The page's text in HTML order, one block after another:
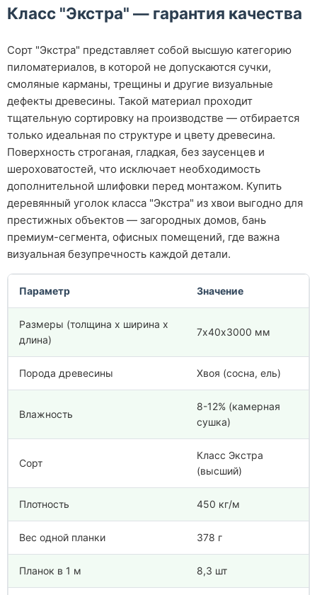
Класс "Экстра" — гарантия качества
Сорт "Экстра" представляет собой высшую категорию
пиломатериалов, в которой не допускаются сучки,
смоляные карманы, трещины и другие визуальные
дефекты древесины. Такой материал проходит
тщательную сортировку на производстве — отбирается
только идеальная по структуре и цвету древесина.
Поверхность строганая, гладкая, без заусенцев и
шероховатостей, что исключает необходимость
дополнительной шлифовки перед монтажом. Купить
деревянный уголок класса "Экстра" из хвои выгодно для
престижных объектов — загородных домов, бань
премиум-сегмента, офисных помещений, где важна
визуальная безупречность каждой детали.
Параметр Значение
Размеры (толщина х ширина х
длина)
7х40х3000 мм
Порода древесины Хвоя (сосна, ель)
Влажность
8-12% (камерная
сушка)
Сорт
Класс Экстра
(высший)
Плотность 450 кг/м
Вес одной планки 378 г
Планок в 1 м 8,3 шт